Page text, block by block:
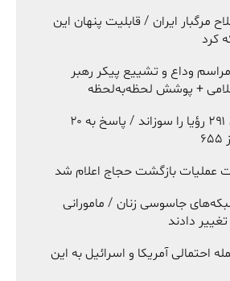
مرگبار ایران / قابلیت پنهان این
کرد
وداع و تشییع پیکر رهبر
+ پوشش لحظه‌به‌لحظه
ناو وینسنس ۲۹۱ رؤیا را سوزاند / پاسخ به ۲۰
عملیات بازگشت حجاج اعلام شد
جاسوسی زنان / مامورانی
دادند
احتمالی آمریکا و اسرائیل به این